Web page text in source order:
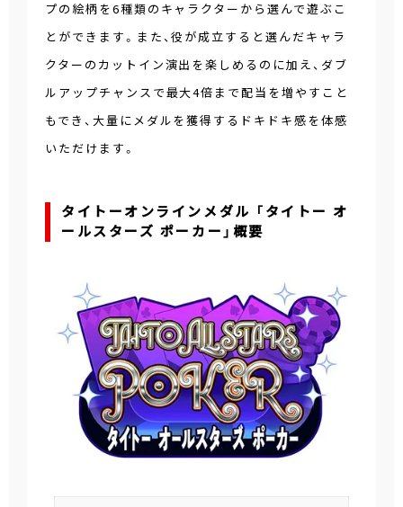
プの絵柄を6種類のキャラクターから選んで遊ぶこ
とができます。また、役が成立すると選んだキャラ
クターのカットイン演出を楽しめるのに加え、ダブ
ルアップチャンスで最大4倍まで配当を増やすこと
もでき、大量にメダルを獲得するドキドキ感を体感
いただけます。
タイトーオンラインメダル 「タイトー オ
ールスターズ ポーカー」概要